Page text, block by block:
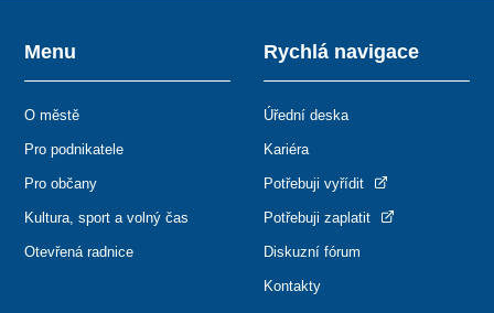
Menu
O městě
Pro podnikatele
Pro občany
Kultura, sport a volný čas
Otevřená radnice
Rychlá navigace
Úřední deska
Kariéra
Potřebuji vyřídit
Potřebuji zaplatit
Diskuzní fórum
Kontakty